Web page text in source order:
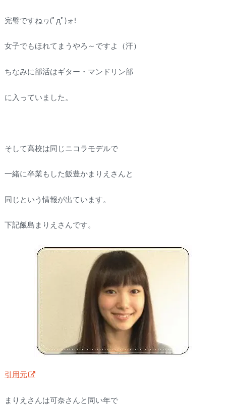
完璧ですねヮ(ﾟдﾟ)ォ!
女子でもほれてまうやろ～ですよ（汗）
ちなみに部活はギター・マンドリン部
に入っていました。
そして高校は同じニコラモデルで
一緒に卒業もした飯豊かまりえさんと
同じという情報が出ています。
下記飯島まりえさんです。
引用元
まりえさんは可奈さんと同い年で